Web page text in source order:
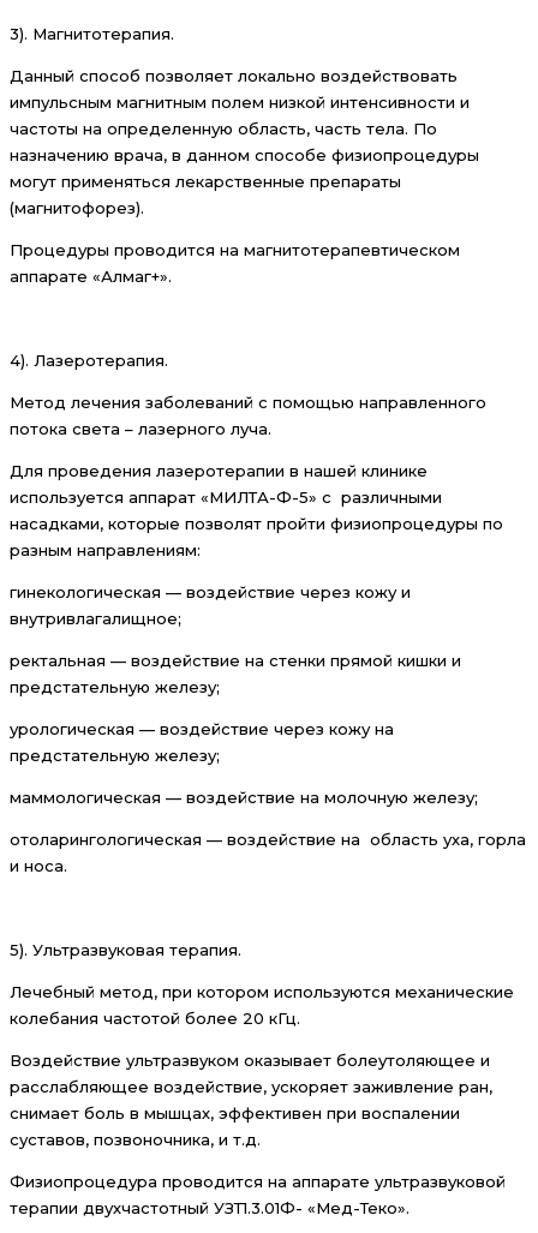
3). Магнитотерапия.
Данный способ позволяет локально воздействовать
импульсным магнитным полем низкой интенсивности и
частоты на определенную область, часть тела. По
назначению врача, в данном способе физиопроцедуры
могут применяться лекарственные препараты
(магнитофорез).
Процедуры проводится на магнитотерапевтическом
аппарате «Алмаг+».
4). Лазеротерапия.
Метод лечения заболеваний с помощью направленного
потока света – лазерного луча.
Для проведения лазеротерапии в нашей клинике
используется аппарат «МИЛТА-Ф-5» с различными
насадками, которые позволят пройти физиопроцедуры по
разным направлениям:
гинекологическая — воздействие через кожу и
внутривлагалищное;
ректальная — воздействие на стенки прямой кишки и
предстательную железу;
урологическая — воздействие через кожу на
предстательную железу;
маммологическая — воздействие на молочную железу;
отоларингологическая — воздействие на область уха, горла
и носа.
5). Ультразвуковая терапия.
Лечебный метод, при котором используются механические
колебания частотой более 20 кГц.
Воздействие ультразвуком оказывает болеутоляющее и
расслабляющее воздействие, ускоряет заживление ран,
снимает боль в мышцах, эффективен при воспалении
суставов, позвоночника, и т.д.
Физиопроцедура проводится на аппарате ультразвуковой
терапии двухчастотный УЗТ1.3.01Ф- «Мед-Теко».